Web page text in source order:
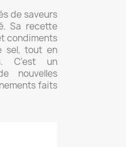
de saveurs
Sa recette
condiments
sel, tout en
C’est un
nouvelles
faits